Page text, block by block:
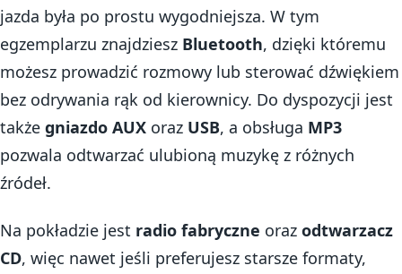
jazda była po prostu wygodniejsza. W tym
egzemplarzu znajdziesz Bluetooth, dzięki któremu
możesz prowadzić rozmowy lub sterować dźwiękiem
bez odrywania rąk od kierownicy. Do dyspozycji jest
także gniazdo AUX oraz USB, a obsługa MP3
pozwala odtwarzać ulubioną muzykę z różnych
źródeł.
Na pokładzie jest radio fabryczne oraz odtwarzacz
CD, więc nawet jeśli preferujesz starsze formaty,